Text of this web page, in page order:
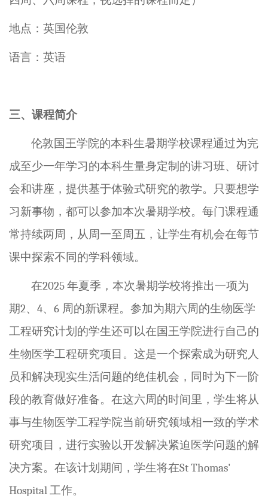
地点： 英国伦敦
语言 ： 英语
三、课程简介
伦敦国王学院的本科生暑期学校课程通过为完
成至少一年学习的本科生量身定制的讲习班、研讨
会和讲座，提供基于体验式研究的教学。只要想学
习新事物，都可以参加本次暑期学校。每门课程通
常持续两周，从周一至周五，让学生有机会在每节
课中探索不同的学科领域。
在2025年夏季，本次暑期学校将推出一项为
期2、 4、 6 周的新课程。参加为期六周的生物医学
工程研究计划的学生还可以在国王学院进行自己的
生物医学工程研究项目。这是一个探索成为研究人
员和解决现实生活问题的绝佳机会，同时为下一阶
段的教育做好准备。在这六周的时间里，学生将从
事与生物医学工程学院当前研究领域相一致的学术
研究项目，进行实验以开发解决紧迫医学问题的解
决方案。在该计划期间，学生将在St Thomas'
Hospital 工作。